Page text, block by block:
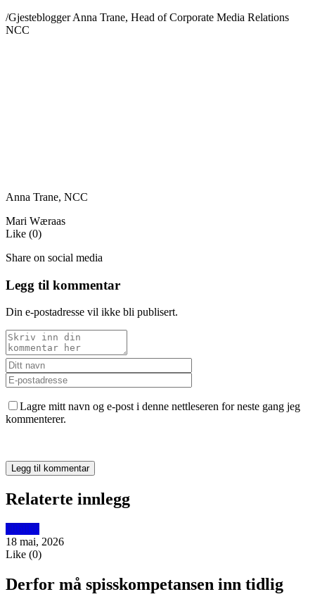
/Gjesteblogger Anna Trane, Head of Corporate Media Relations
NCC
Anna Trane, NCC
Mari Wæraas
Like (0)
Share on social media
Legg til kommentar
Din e-postadresse vil ikke bli publisert.
Lagre mitt navn og e-post i denne nettleseren for neste gang jeg
kommenterer.
Relaterte innlegg
Utblikk
18 mai, 2026
Like (0)
Derfor må spisskompetansen inn tidlig